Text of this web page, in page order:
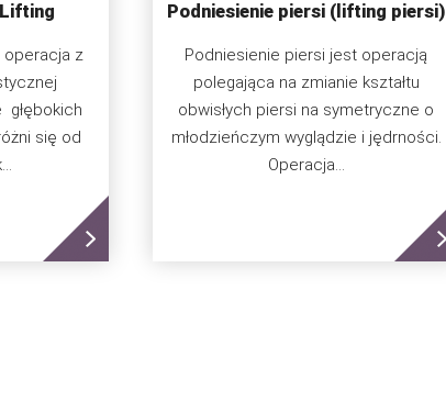
Lifting
operacja z
głębokich
się od
Podniesienie piersi (lifting piersi)
Podniesienie piersi jest operacją
polegająca na zmianie kształtu
obwisłych piersi na symetryczne o
młodzieńczym wyglądzie i jędrności.
Operacja...